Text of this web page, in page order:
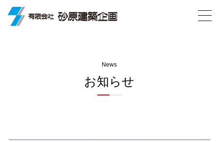
News
お知らせ